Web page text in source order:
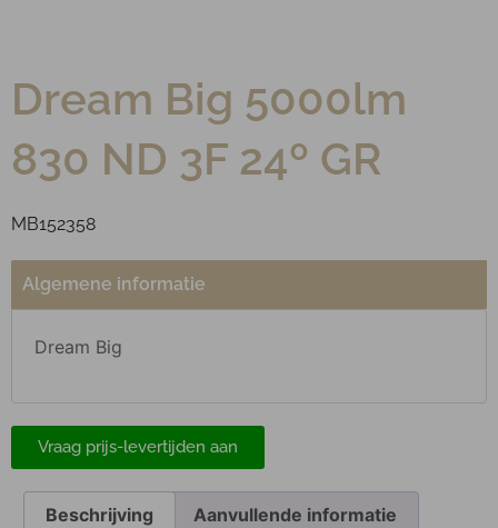
Dream Big 5000lm
830 ND 3F 24º GR
MB152358
Algemene informatie
Dream Big
Vraag prijs-levertijden aan
Beschrijving Aanvullende informatie